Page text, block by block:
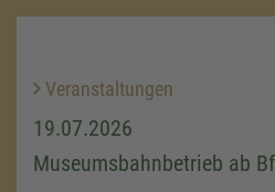
Veranstaltungen
19.07.2026
Museumsbahnbetrieb ab